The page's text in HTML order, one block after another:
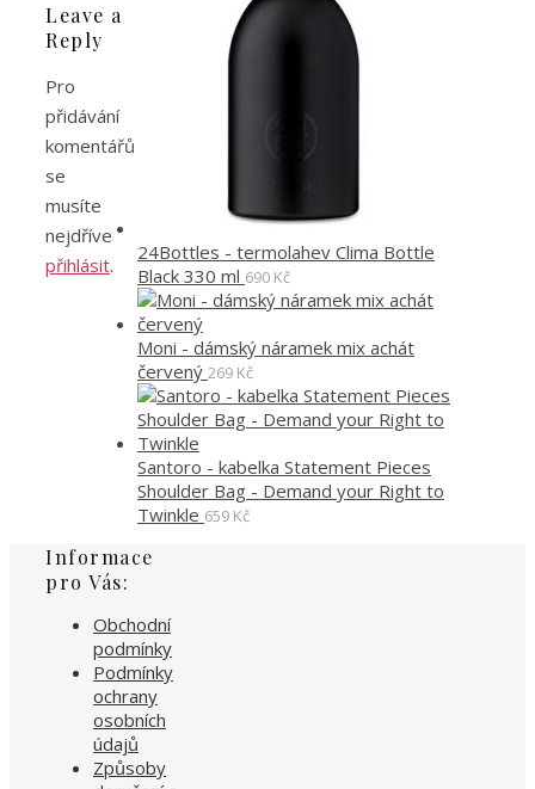
Leave a
Reply
Pro
přidávání
komentářů
se
musíte
nejdříve
přihlásit.
24Bottles - termolahev Clima Bottle
Black 330 ml 690 Kč
Moni - dámský náramek mix achát
červený 269 Kč
Santoro - kabelka Statement Pieces
Shoulder Bag - Demand your Right to
Twinkle 659 Kč
Informace
pro Vás:
Obchodní
podmínky
Podmínky
ochrany
osobních
údajů
Způsoby